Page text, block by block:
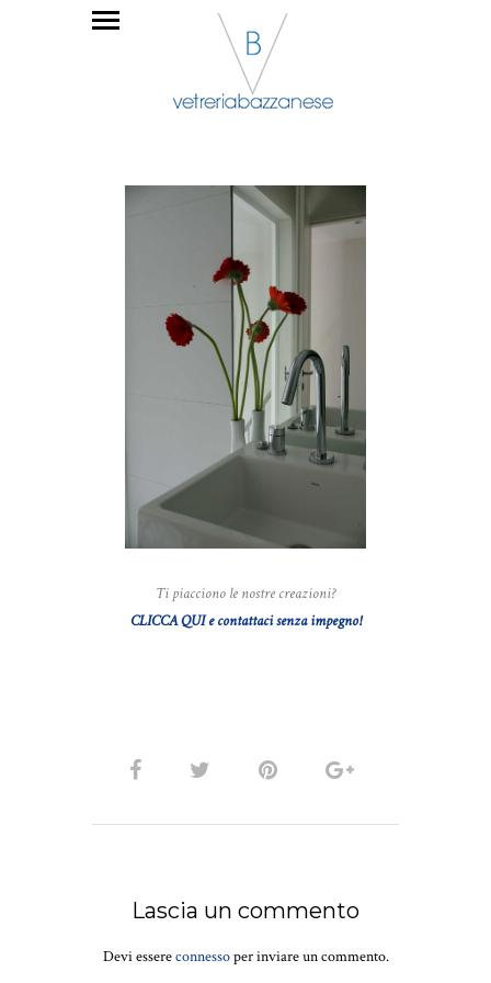
Ti piacciono le nostre creazioni?
CLICCA QUI e contattaci senza impegno!
Lascia un commento
Devi essereconnessoper inviare un commento.